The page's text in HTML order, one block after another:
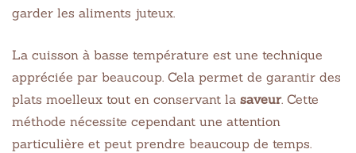
garder les aliments juteux.
La cuisson à basse température est une technique
appréciée par beaucoup. Cela permet de garantir des
plats moelleux tout en conservant la saveur. Cette
méthode nécessite cependant une attention
particulière et peut prendre beaucoup de temps.